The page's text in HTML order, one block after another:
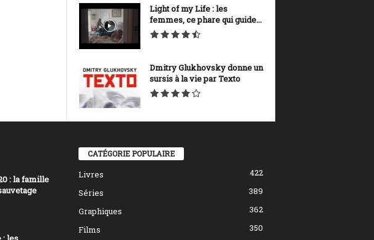
Light of my Life : les
femmes, ce phare qui guide...
Dmitry Glukhovsky donne un
sursis à la vie par Texto
: la famille
CATÉGORIE POPULAIRE
Livres
422
Séries
389
Graphiques
362
Films
350